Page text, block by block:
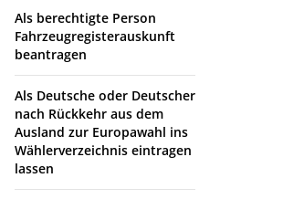
Als berechtigte Person
Fahrzeugregisterauskunft
beantragen
Als Deutsche oder Deutscher
nach Rückkehr aus dem
Ausland zur Europawahl ins
Wählerverzeichnis eintragen
lassen